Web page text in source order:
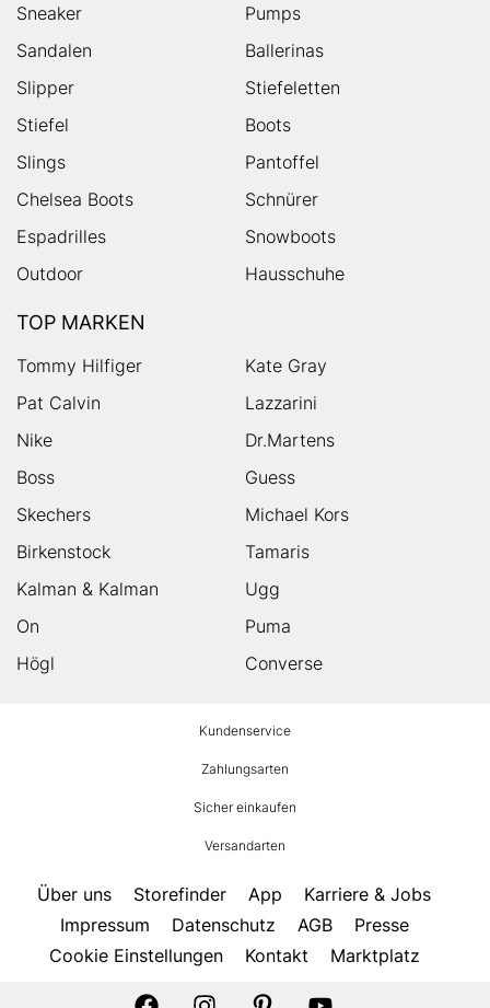
Sneaker
Pumps
Sandalen
Ballerinas
Slipper
Stiefeletten
Stiefel
Boots
Slings
Pantoffel
Chelsea Boots
Schnürer
Espadrilles
Snowboots
Outdoor
Hausschuhe
TOP MARKEN
Tommy Hilfiger
Kate Gray
Pat Calvin
Lazzarini
Nike
Dr.Martens
Boss
Guess
Skechers
Michael Kors
Birkenstock
Tamaris
Kalman & Kalman
Ugg
On
Puma
Högl
Converse
Kundenservice
Zahlungsarten
Sicher einkaufen
Versandarten
Über uns Storefinder App
Karriere & Jobs
Impressum
Datenschutz AGB
Presse
Cookie Einstellungen
Kontakt Marktplatz